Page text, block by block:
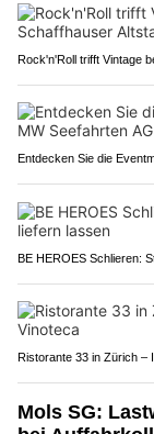
Rock'n'Roll trifft Vintage
Entdecken Sie die
BE HEROES Schlieren:
Ristorante 33 in Zürich –
Mols SG: